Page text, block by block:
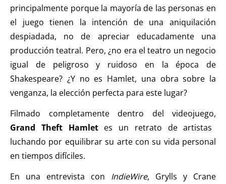
principalmente porque la mayoría de las personas en
el juego tienen la intención de una aniquilación
despiadada, no de apreciar educadamente una
producción teatral. Pero, ¿no era el teatro un negocio
igual de peligroso y ruidoso en la época de
Shakespeare? ¿Y no es Hamlet, una obra sobre la
venganza, la elección perfecta para este lugar?
Filmado completamente dentro del videojuego,
Grand Theft Hamlet es un retrato de artistas
luchando por equilibrar su arte con su vida personal
en tiempos difíciles.
En una entrevista con IndieWire, Grylls y Crane